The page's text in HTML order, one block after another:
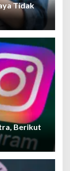
Tidak
Berikut